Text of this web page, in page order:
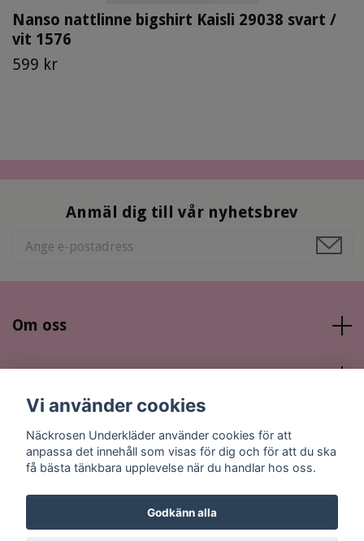
Nanso nattlinne bigshirt Kaisli 29038 svart /
vit 1576
599 kr
Anmäl dig till vår nyhetsbrev
Om oss
Sociala medier
Vi använder cookies
Näckrosen Underkläder använder cookies för att
anpassa det innehåll som visas för dig och för att du ska
få bästa tänkbara upplevelse när du handlar hos oss.
Godkänn alla